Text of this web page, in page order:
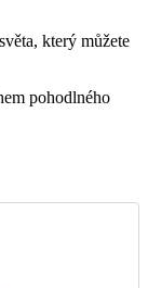
který můžete
pohodlného